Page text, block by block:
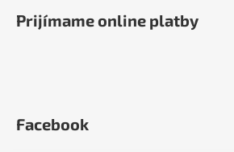
Prijímame online platby
Facebook